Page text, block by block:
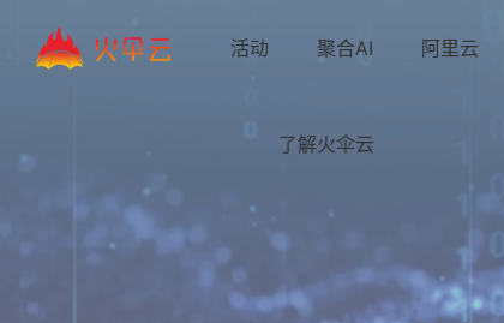
活动 聚合AI 阿里云
了解火伞云